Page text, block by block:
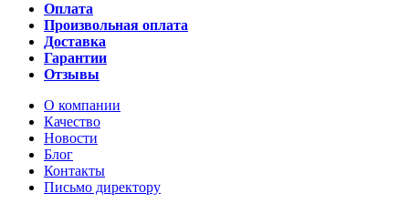
Оплата
Произвольная оплата
Доставка
Гарантии
Отзывы
О компании
Качество
Новости
Блог
Контакты
Письмо директору